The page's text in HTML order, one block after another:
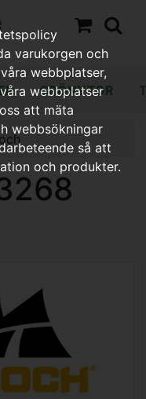
GRÖNYTOR
varukorgen och
webbplatser,
webbplatser
att mäta
webbsökningar
så att
och produkter.